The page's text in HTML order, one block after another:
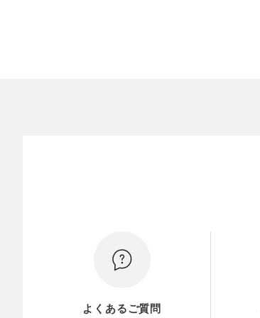
よくあるご質問